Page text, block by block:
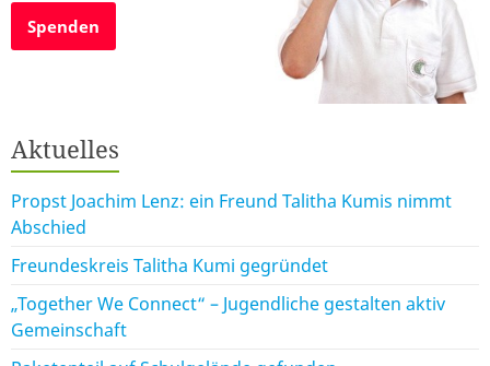
Spenden
Aktuelles
Propst Joachim Lenz: ein Freund Talitha Kumis nimmt
Abschied
Freundeskreis Talitha Kumi gegründet
„Together We Connect“ – Jugendliche gestalten aktiv
Gemeinschaft